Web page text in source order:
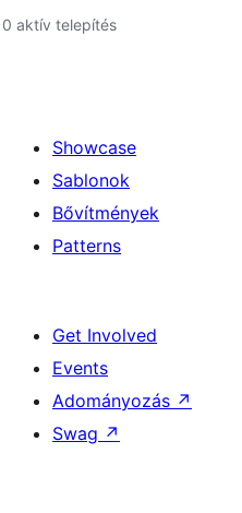
aktív telepítés
Showcase
Sablonok
Bővítmények
Patterns
Get Involved
Events
Adományozás ↗
Swag ↗